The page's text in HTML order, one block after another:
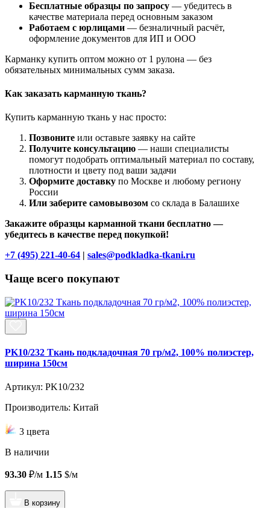
Бесплатные образцы по запросу — убедитесь в
качестве материала перед основным заказом
Работаем с юрлицами — безналичный расчёт,
оформление документов для ИП и ООО
Карманку купить оптом можно от 1 рулона — без
обязательных минимальных сумм заказа.
Как заказать карманную ткань?
Купить карманную ткань у нас просто:
Позвоните или оставьте заявку на сайте
Получите консультацию — наши специалисты
помогут подобрать оптимальный материал по составу,
плотности и цвету под ваши задачи
Оформите доставку по Москве и любому региону
России
Или заберите самовывозом со склада в Балашихе
Закажите образцы карманной ткани бесплатно —
убедитесь в качестве перед покупкой!
+7 (495) 221-40-64 | sales@podkladka-tkani.ru
Чаще всего покупают
PK10/232 Ткань подкладочная 70 гр/м2, 100% полиэстер,
ширина 150см
Артикул: PK10/232
Производитель: Китай
3 цвета
В наличии
93.30 ₽/м 1.15 $/м
В корзину